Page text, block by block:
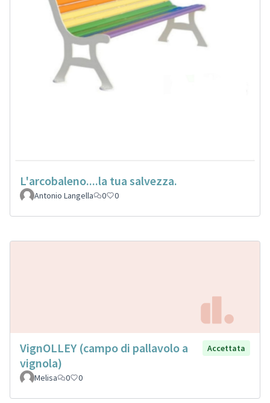
L'arcobaleno....la tua salvezza.
Antonio Langella 0 0
VignOLLEY (campo di pallavolo a
vignola)
Accettata
Melisa 0 0